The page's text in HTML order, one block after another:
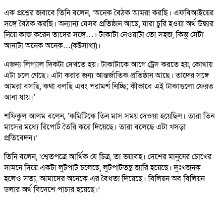
এক প্রশ্নের জবাবে তিনি বলেন, ‘অনেক বৈঠক আমরা করছি। এফবিআইয়ের
সঙ্গে বৈঠক করছি। অন্যান্য যেসব প্রতিষ্ঠান আছে, যারা চুরি হওয়া অর্থ উদ্ধার
নিয়ে কাজ করেন তাদের সঙ্গে…। টাকাটা নেওয়াটা তো সহজ, কিন্তু সেটা
আনাটা অনেক অনেক…(কষ্টসাধ্য)।
এজন্য লিগ্যাল দিকটা দেখতে হয়। টাকাটাকে আগে ট্রেস করতে হয়, কোথায়
এটা চলে গেছে। এটা করার জন্য আন্তর্জাতিক প্রতিষ্ঠান আছে। তাদের সঙ্গে
আমরা বসছি, কথা বলছি এবং পরামর্শ নিচ্ছি; কীভাবে এই টাকাগুলো ফেরত
আনা যায়।’
শফিকুল আলম বলেন, ‘কমিটিকে তিন মাস সময় দেওয়া হয়েছিল। তারা তিন
মাসের মধ্যে রিপোর্ট তৈরি করে দিয়েছে। তারা বলেছে এটা খসড়া
প্রতিবেদন।’
তিনি বলেন, ‘শ্বেতপত্রে আর্থিক যে চিত্র, তা ভয়াবহ। দেশের মানুষের চোখের
সামনে দিয়ে একটা লুটপাট চলেছে, লুটপাটতন্ত্র জারি হয়েছে। দুঃখজনক
হলেও সত্য, আমাদের অনেকে এর বৈধতা দিয়েছে। বিলিয়ন অব বিলিয়ন
ডলার অর্থ বিদেশে পাচার হয়েছে।‘